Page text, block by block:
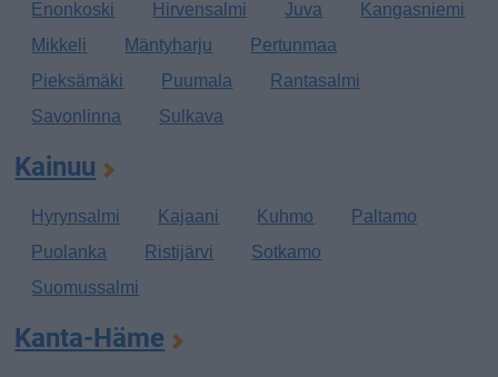
Enonkoski Hirvensalmi Juva
Kangasniemi
Mikkeli
Mäntyharju
Pertunmaa
Pieksämäki
Puumala
Rantasalmi
Savonlinna
Sulkava
Kainuu
Hyrynsalmi Kajaani Kuhmo
Paltamo
Puolanka
Ristijärvi
Sotkamo
Suomussalmi
Kanta-Häme